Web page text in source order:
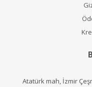
Atatürk mah, İzmir